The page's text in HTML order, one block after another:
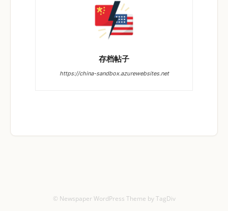
存档帖子
https://china-sandbox.azurewebsites.net
© Newspaper WordPress Theme by TagDiv